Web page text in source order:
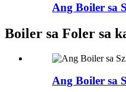
Ang Boiler sa
Boiler sa Foler sa
Ang Boiler sa